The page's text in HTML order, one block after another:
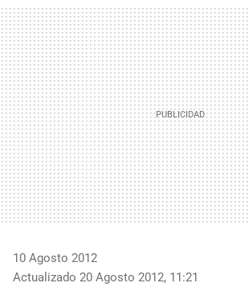
MAIL
10 Agosto 2012
Actualizado 20 Agosto 2012, 11:21